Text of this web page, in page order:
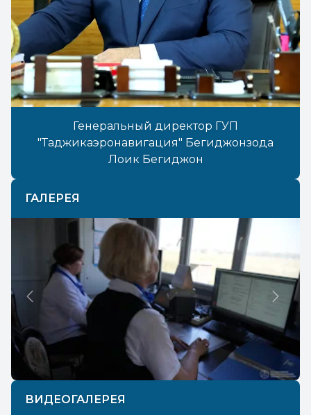
Генеральный директор ГУП
"Таджикаэронавигация" Бегиджонзода
Лоик Бегиджон
ГАЛЕРЕЯ
Previous Next
ВИДЕОГАЛЕРЕЯ